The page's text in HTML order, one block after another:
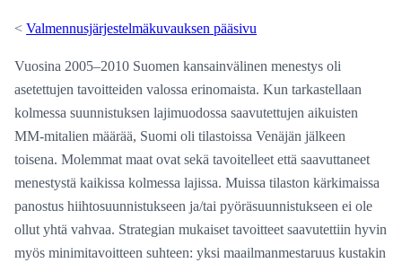
<Valmennusjärjestelmäkuvauksen pääsivu
Vuosina 2005–2010 Suomen kansainvälinen menestys oli
asetettujen tavoitteiden valossa erinomaista. Kun tarkastellaan
kolmessa suunnistuksen lajimuodossa saavutettujen aikuisten
MM-mitalien määrää, Suomi oli tilastoissa Venäjän jälkeen
toisena. Molemmat maat ovat sekä tavoitelleet että saavuttaneet
menestystä kaikissa kolmessa lajissa. Muissa tilaston kärkimaissa
panostus hiihtosuunnistukseen ja/tai pyöräsuunnistukseen ei ole
ollut yhtä vahvaa. Strategian mukaiset tavoitteet saavutettiin hyvin
myös minimitavoitteen suhteen: yksi maailmanmestaruus kustakin